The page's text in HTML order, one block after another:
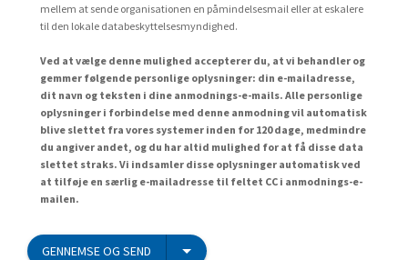
mellem at sende organisationen en påmindelsesmail eller at eskalere
til den lokale databeskyttelsesmyndighed.
Ved at vælge denne mulighed accepterer du, at vi behandler og
gemmer følgende personlige oplysninger: din e-mailadresse,
dit navn og teksten i dine anmodnings-e-mails. Alle personlige
oplysninger i forbindelse med denne anmodning vil automatisk
blive slettet fra vores systemer inden for 120 dage, medmindre
du angiver andet, og du har altid mulighed for at få disse data
slettet straks. Vi indsamler disse oplysninger automatisk ved
at tilføje en særlig e-mailadresse til feltet CC i anmodnings-e-
mailen.
GENNEMSE OG SEND